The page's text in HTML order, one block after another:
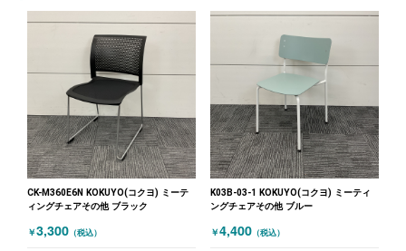
CK-M360E6N KOKUYO(コクヨ) ミーテ
ィングチェアその他 ブラック
￥3,300 （税込）
K03B-03-1 KOKUYO(コクヨ) ミーティ
ングチェアその他 ブルー
￥4,400 （税込）